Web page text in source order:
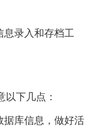
录入和存档工
下几点：
库信息，做好活